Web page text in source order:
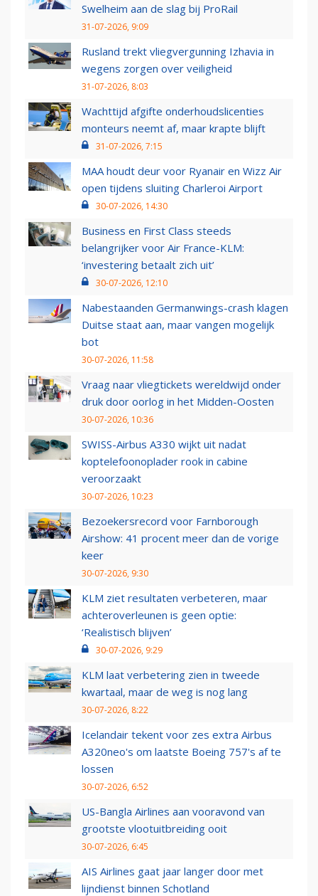
Swelheim aan de slag bij ProRail
31-07-2026, 9:09
Rusland trekt vliegvergunning Izhavia in
wegens zorgen over veiligheid
31-07-2026, 8:03
Wachttijd afgifte onderhoudslicenties
monteurs neemt af, maar krapte blijft
31-07-2026, 7:15
MAA houdt deur voor Ryanair en Wizz Air
open tijdens sluiting Charleroi Airport
30-07-2026, 14:30
Business en First Class steeds
belangrijker voor Air France-KLM:
‘investering betaalt zich uit’
30-07-2026, 12:10
Nabestaanden Germanwings-crash klagen
Duitse staat aan, maar vangen mogelijk
bot
30-07-2026, 11:58
Vraag naar vliegtickets wereldwijd onder
druk door oorlog in het Midden-Oosten
30-07-2026, 10:36
SWISS-Airbus A330 wijkt uit nadat
koptelefoonoplader rook in cabine
veroorzaakt
30-07-2026, 10:23
Bezoekersrecord voor Farnborough
Airshow: 41 procent meer dan de vorige
keer
30-07-2026, 9:30
KLM ziet resultaten verbeteren, maar
achteroverleunen is geen optie:
‘Realistisch blijven’
30-07-2026, 9:29
KLM laat verbetering zien in tweede
kwartaal, maar de weg is nog lang
30-07-2026, 8:22
Icelandair tekent voor zes extra Airbus
A320neo's om laatste Boeing 757's af te
lossen
30-07-2026, 6:52
US-Bangla Airlines aan vooravond van
grootste vlootuitbreiding ooit
30-07-2026, 6:45
AIS Airlines gaat jaar langer door met
lijndienst binnen Schotland